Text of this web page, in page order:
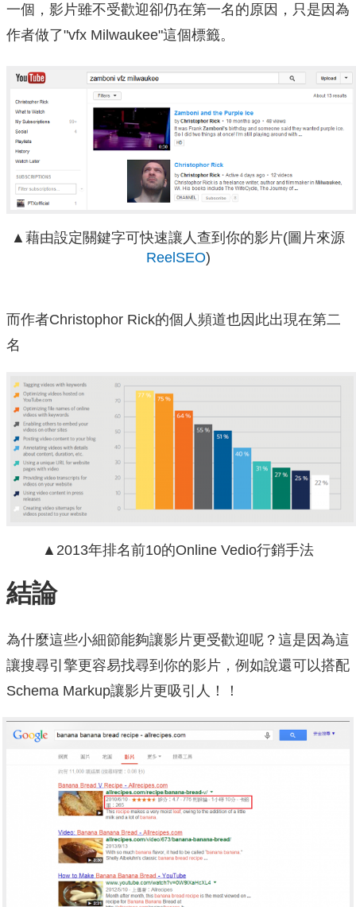
一個，影片雖不受歡迎卻仍在第一名的原因，只是因為
作者做了"vfx Milwaukee"這個標籤。
▲藉由設定關鍵字可快速讓人查到你的影片(圖片來源
ReelSEO)
而作者Christophor Rick的個人頻道也因此出現在第二
名
▲2013年排名前10的Online Vedio行銷手法
結論
為什麼這些小細節能夠讓影片更受歡迎呢？這是因為這
讓搜尋引擎更容易找尋到你的影片，例如說還可以搭配
Schema Markup讓影片更吸引人！！